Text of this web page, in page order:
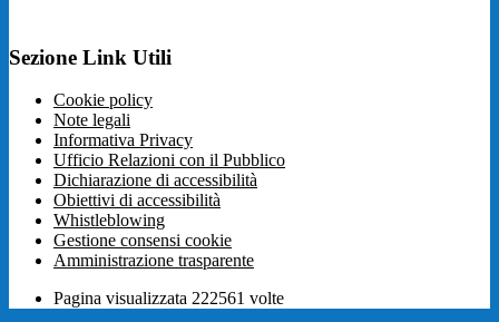
Sezione Link Utili
Cookie policy
Note legali
Informativa Privacy
Ufficio Relazioni con il Pubblico
Dichiarazione di accessibilità
Obiettivi di accessibilità
Whistleblowing
Gestione consensi cookie
Amministrazione trasparente
Pagina visualizzata 222561 volte